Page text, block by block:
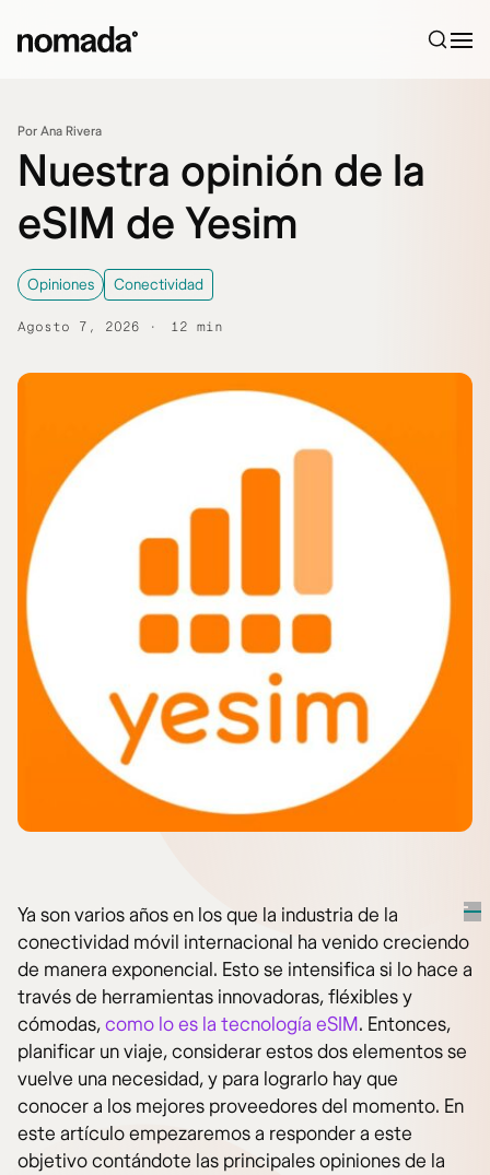
Por Ana Rivera
Nuestra opinión de la
eSIM de Yesim
Opiniones Conectividad
Agosto 7, 2026 12 min
Ya son varios años en los que la industria de la
conectividad móvil internacional ha venido creciendo
de manera exponencial. Esto se intensifica si lo hace a
través de herramientas innovadoras, fléxibles y
cómodas,como lo es la tecnología eSIM. Entonces,
planificar un viaje, considerar estos dos elementos se
vuelve una necesidad, y para lograrlo hay que
conocer a los mejores proveedores del momento. En
este artículo empezaremos a responder a este
objetivo contándote las principales opiniones de la